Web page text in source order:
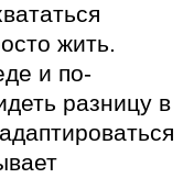
жить.
и по-
разницу в